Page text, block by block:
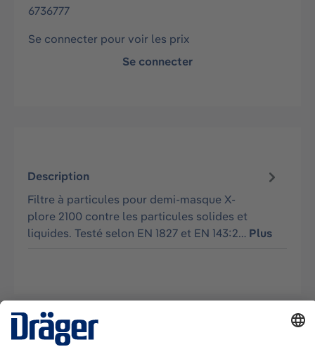
6736777
Se connecter pour voir les prix
Se connecter
Description
Filtre à particules pour demi-masque X-
plore 2100 contre les particules solides et
liquides. Testé selon EN 1827 et EN 143:2… Plus